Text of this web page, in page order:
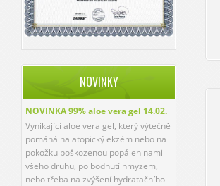
NOVINKY
NOVINKA 99% aloe vera gel 14.02.
Vynikající aloe vera gel, který výtečně
pomáhá na atopický ekzém nebo na
pokožku poškozenou popáleninami
všeho druhu, po bodnutí hmyzem,
nebo třeba na zvýšení hydratačního